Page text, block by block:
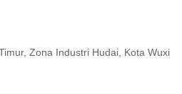
Zona Industri Hudai, Kota Wuxi